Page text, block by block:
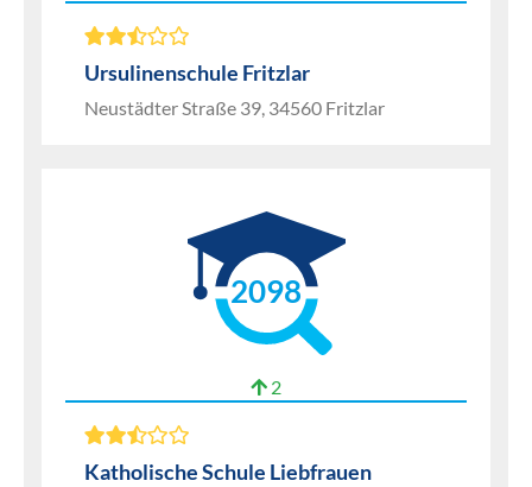
Ursulinenschule Fritzlar
Neustädter Straße 39, 34560 Fritzlar
2098
2
Katholische Schule Liebfrauen